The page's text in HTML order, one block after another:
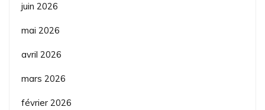
juin 2026
mai 2026
avril 2026
mars 2026
février 2026